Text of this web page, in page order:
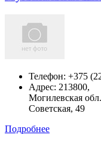
Телефон: +375
Адрес: 213800,
Могилевская
Советская, 49
Подробнее